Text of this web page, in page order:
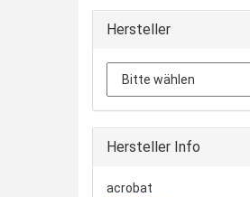
Hersteller
Hersteller Info
acrobat